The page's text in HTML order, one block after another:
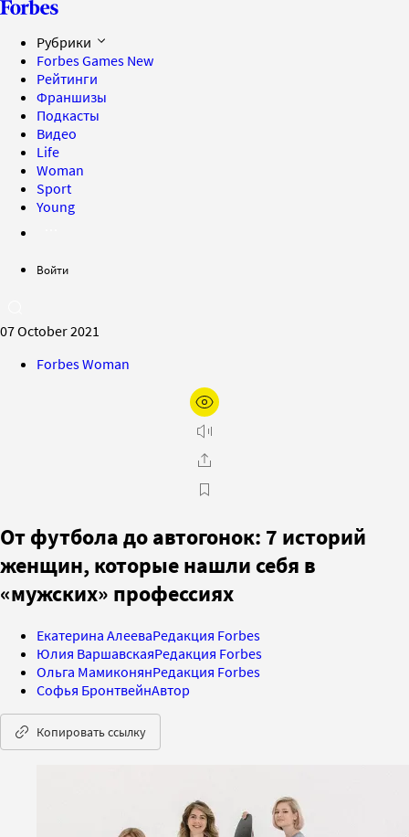
Рубрики
Forbes Games New
Рейтинги
Франшизы
Подкасты
Видео
Life
Woman
Sport
Young
Войти
07 October 2021
Forbes Woman
От футбола до автогонок: 7 историй
женщин, которые нашли себя в
«мужских» профессиях
Екатерина АлееваРедакция Forbes
Юлия ВаршавскаяРедакция Forbes
Ольга МамиконянРедакция Forbes
Софья БронтвейнАвтор
Копировать ссылку